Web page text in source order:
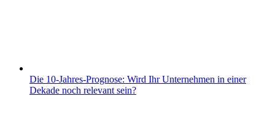
Die 10-Jahres-Prognose: Wird Ihr Unternehmen in einer
Dekade noch relevant sein?